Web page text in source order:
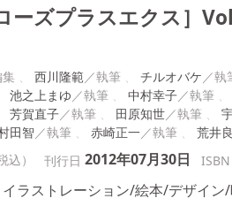
ーズプラスエクス］
西川隆範 チルオバケ
池之上まゆ 中村幸子
芳賀直子 田原知世
田智 赤崎正一 荒井
込） 刊行日 2012年07月30日 ISBN
ラストレーション/絵本/デザイ